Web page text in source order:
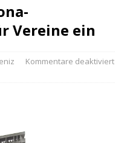
Vereine ein
Kommentare deaktiviert